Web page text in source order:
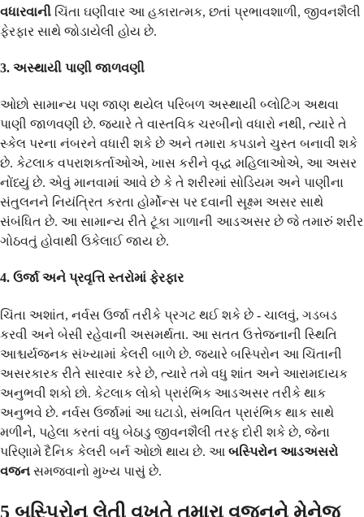
વધારવાની ચિંતા ઘણીવાર આ હકારાત્મક, છતાં પ્રભાવશાળી, જીવનશૈલી
ફેરફાર સાથે જોડાયેલી હોય છે.
3. અસ્થાયી પાણી જાળવણી
ઓછો સામાન્ય પણ જાણ થયેલ પરિબળ અસ્થાયી બ્લોટિંગ અથવા
પાણી જાળવણી છે. જ્યારે તે વાસ્તવિક ચરબીનો વધારો નથી, ત્યારે તે
સ્કેલ પરના નંબરને વધારી શકે છે અને તમારા કપડાને ચુસ્ત બનાવી શકે
છે. કેટલાક વપરાશકર્તાઓએ, ખાસ કરીને વૃદ્ધ મહિલાઓએ, આ અસર
નોંધ્યું છે. એવું માનવામાં આવે છે કે તે શરીરમાં સોડિયમ અને પાણીના
સંતુલનને નિયંત્રિત કરતા હોર્મોન્સ પર દવાની સૂક્ષ્મ અસર સાથે
સંબંધિત છે. આ સામાન્ય રીતે ટૂંકા ગાળાની આડઅસર છે જે તમારું શરીર
ગોઠવતું હોવાથી ઉકેલાઈ જાય છે.
4. ઉર્જા અને પ્રવૃત્તિ સ્તરોમાં ફેરફાર
ચિંતા અશાંત, નર્વસ ઉર્જા તરીકે પ્રગટ થઈ શકે છે - ચાલવું, ગડબડ
કરવી અને બેસી રહેવાની અસમર્થતા. આ સતત ઉત્તેજનાની સ્થિતિ
આશ્ચર્યજનક સંખ્યામાં કેલરી બાળે છે. જ્યારે બસ્પિરોન આ ચિંતાની
અસરકારક રીતે સારવાર કરે છે, ત્યારે તમે વધુ શાંત અને આરામદાયક
અનુભવી શકો છો. કેટલાક લોકો પ્રારંભિક આડઅસર તરીકે થાક
અનુભવે છે. નર્વસ ઉર્જામાં આ ઘટાડો, સંભવિત પ્રારંભિક થાક સાથે
મળીને, પહેલા કરતાં વધુ બેઠાડુ જીવનશૈલી તરફ દોરી શકે છે, જેના
પરિણામે દૈનિક કેલરી બર્ન ઓછો થાય છે. આ બસ્પિરોન આડઅસરો
વજન સમજવાનો મુખ્ય પાસું છે.
5 બસ્પિરોન લેતી વખતે તમારા વજનને મેનેજ